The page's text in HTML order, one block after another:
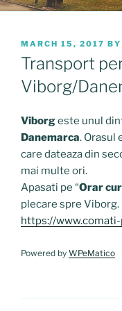
POSTED
ON
MARCH 15, 2017 BY
Transport
Viborg/
Viborgeste unul
Danemarca. Orasul
care dateaza din
mai multe ori.
Apasati pe “Orar
plecare spre Viborg.
https://
Powered by WPeMatico